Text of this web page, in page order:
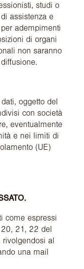
studi o
assistenza e
adempimenti
di organi
non saranno
oggetto del
con società
eventualmente
e nei limiti di
(UE)
come espressi
21, 22 del
al
una mail